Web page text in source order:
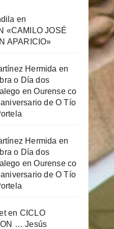
en
«CAMILO JOSÉ
APARICIO»
Hermida en
o Día dos
en Ourense co
de O Tío
Hermida en
o Día dos
en Ourense co
de O Tío
en CICLO
… Jesús